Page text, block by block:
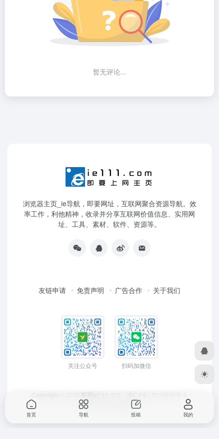
暂无评论...
浏览器主页_ie导航，即要网址，互联网聚合资源导航。效
率工作，利他精神，收录并分享互联网价值信息、实用网
址、工具、素材、软件、资源等。
友链申请 免责声明 广告合作 关于我们
关注公众号 扫码加微信
Design by
LeiCheng
首页 导航 投稿 我的